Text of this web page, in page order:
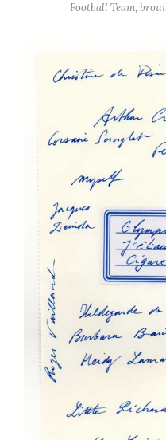
Football Team,